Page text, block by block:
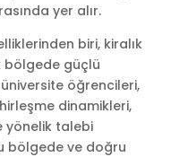
yer alır.
biri, kiralık
güçlü
üniversite öğrencileri,
dinamikleri,
yönelik talebi
bölgede ve doğru